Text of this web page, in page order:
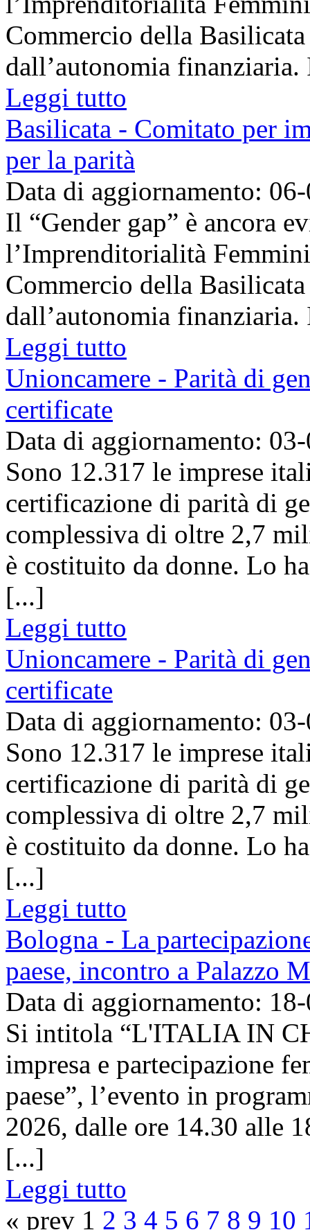
Commercio della
dall’autonomia
Leggi tutto
Basilicata - Comitato per
per la parità
Data di aggiornamento:
Il “Gender gap” è ancora
l’Imprenditorialità
Commercio della
dall’autonomia
Leggi tutto
Unioncamere - Parità di
certificate
Data di aggiornamento:
Sono 12.317 le imprese
certificazione di parità di
complessiva di oltre 2,7
è costituito da donne. Lo
[...]
Leggi tutto
Unioncamere - Parità di
certificate
Data di aggiornamento:
Sono 12.317 le imprese
certificazione di parità di
complessiva di oltre 2,7
è costituito da donne. Lo
[...]
Leggi tutto
Bologna - La
paese, incontro a Palazzo
Data di aggiornamento:
Si intitola “L'ITALIA IN
impresa e partecipazione
paese”, l’evento in
2026, dalle ore 14.30 alle
[...]
Leggi tutto
« prev 1 2 3 4 5 6 7 8 9 10